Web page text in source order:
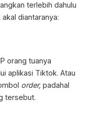
terlebih dahulu
diantaranya:
orang tuanya
aplikasi Tiktok. Atau
order, padahal
tersebut.